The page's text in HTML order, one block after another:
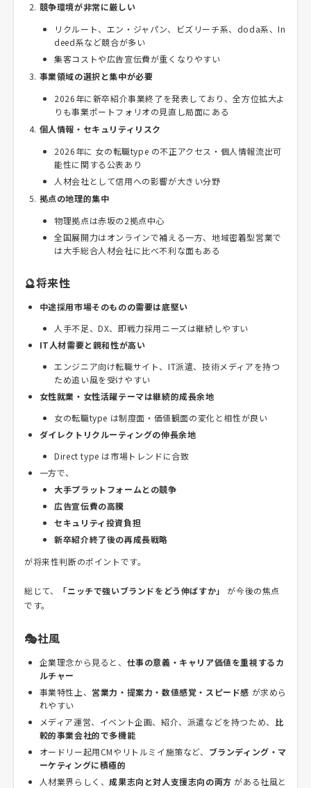
競争環境が非常に厳しい
リクルート、エン・ジャパン、ビズリーチ系、doda系、In
deed系など競合が多い
集客コストや広告宣伝費が重くなりやすい
事業領域の選択と集中が必要
2026年に新卒紹介事業終了を発表しており、全方位拡大よ
りも事業ポートフォリオの見直し局面にある
個人情報・セキュリティリスク
2026年に 女の転職type の不正アクセス・個人情報流出可
能性に関する公表あり
人材会社として信用への影響が大きい分野
拠点の地理的集中
物理拠点は赤坂の2拠点中心
全国展開力はオンラインで補える一方、地域密着型営業で
は大手総合人材会社に比べ不利な面もある
🔮将来性
中途採用市場そのものの需要は底堅い
人手不足、DX、即戦力採用ニーズは継続しやすい
IT人材需要と親和性が高い
エンジニア向け転職サイト、IT派遣、技術メディアを持つ
ため追い風を受けやすい
女性就業・女性活躍テーマは継続的成長余地
女の転職type は制度面・価値観面の変化と相性が良い
ダイレクトリクルーティングの伸長余地
Direct type は市場トレンドに合致
一方で、
大手プラットフォームとの競争
広告宣伝費の高騰
セキュリティ投資負担
新卒紹介終了後の再成長戦略
が将来性判断のポイントです。
総じて、 「ニッチで強いブランドをどう伸ばすか」
が今後の焦点
です。
🎭社風
企業理念から見ると、 仕事の意義・キャリア価値を重視するカ
ルチャー
事業特性上、 営業力・提案力・数値感覚・スピード感 が求めら
れやすい
メディア運営、イベント企画、紹介、派遣などを持つため、
比
較的事業会社的で多機能
オードリー起用CMやリトルミイ施策など、 ブランディング・マ
ーケティングに積極的
人材業界らしく、成果志向と対人支援志向の両方 がある社風と